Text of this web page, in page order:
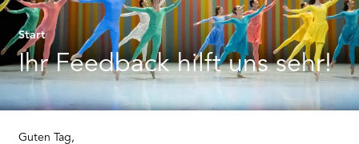
BESUCH ÖFFNEN
Start
Ihr Feedback hilft uns sehr!
Guten Tag,